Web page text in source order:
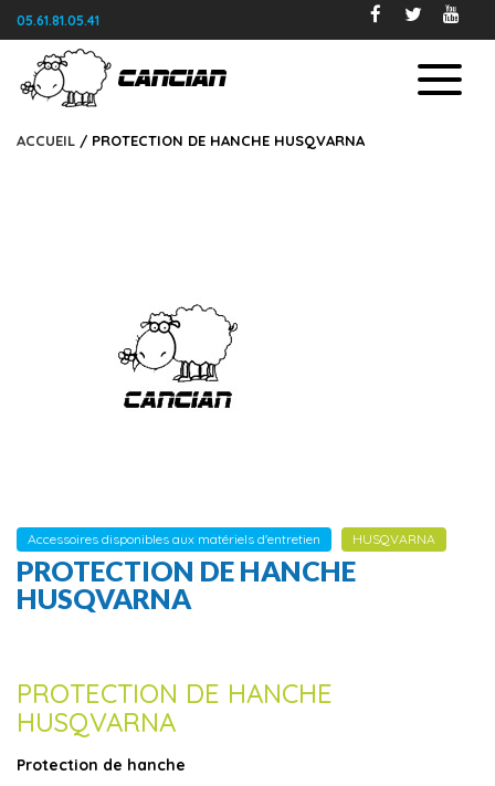
05.61.81.05.41
ACCUEIL / PROTECTION DE HANCHE HUSQVARNA
Accessoires disponibles aux matériels d'entretien HUSQVARNA
PROTECTION DE HANCHE
HUSQVARNA
PROTECTION DE HANCHE
HUSQVARNA
Protection de hanche